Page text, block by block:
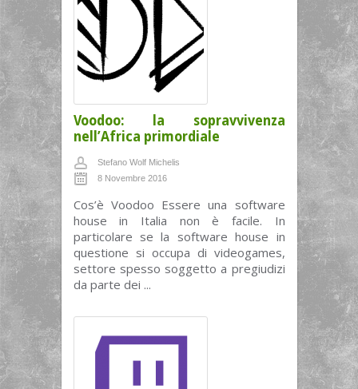
Voodoo: la sopravvivenza
nell’Africa primordiale
Stefano Wolf Michelis
8 Novembre 2016
Cos’è Voodoo Essere una software
house in Italia non è facile. In
particolare se la software house in
questione si occupa di videogames,
settore spesso soggetto a pregiudizi
da parte dei ...